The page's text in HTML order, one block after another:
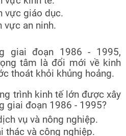
vực giáo dục.
vực an ninh.
giai đoạn 1986 - 1995,
tâm là đổi mới về kinh
thoát khỏi khủng hoảng.
trình kinh tế lớn được xây
giai đoạn 1986 - 1995?
vụ và nông nghiệp.
thác và công nghiệp.